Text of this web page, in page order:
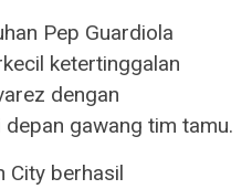
Pep Guardiola
ketertinggalan
dengan
gawang tim tamu.
City berhasil